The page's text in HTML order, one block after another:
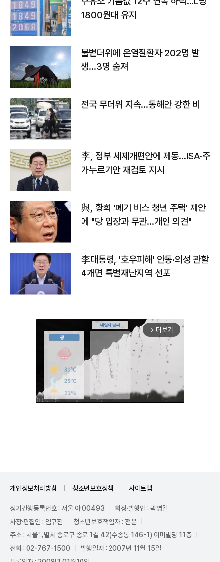
1800원대 유지
불볕더위에 온열질환자 202명 발
생…3명 숨져
전국 무더위 지속…동해안 강한 비
李, 정부 세제개편안에 제동…ISA·주
가누르기안 재검토 지시
與, 황희 '폐기 버스 청년 주택' 제안
에 "당 입장과 무관…개인 의견"
李대통령, '호우피해' 안동·의성 관할
4개면 특별재난지역 선포
arrow_forward_ios 더보기
개인정보처리방침 청소년보호정책 사이트맵
정기간행등록번호 : 서울 아 00493
회장·발행인 : 곽영길
사장·편집인 : 임규진
청소년보호책임자 : 전운
주소 : 서울특별시 종로구 종로 1길 42(수송동 146-1) 이마빌딩 11층
전화 : 02-767-1500
발행일자 : 2007년 11월 15일